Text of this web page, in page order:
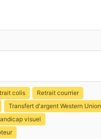
colis
Retrait courrier
Transfert d'argent Western Union
visuel